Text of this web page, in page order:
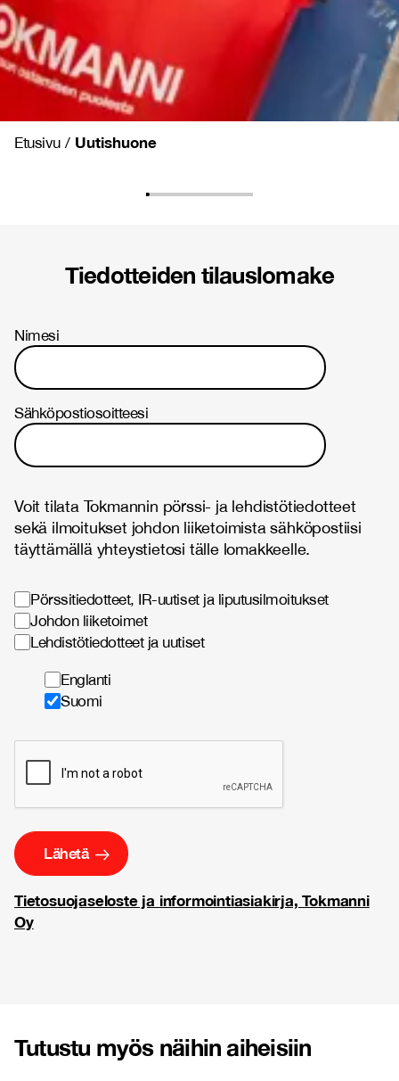
Etusivu/ Uutishuone
Tiedotteiden tilauslomake
Nimesi
Sähköpostiosoitteesi
Voit tilata Tokmannin pörssi- ja lehdistötiedotteet
sekä ilmoitukset johdon liiketoimista sähköpostiisi
täyttämällä yhteystietosi tälle lomakkeelle.
Pörssitiedotteet, IR-uutiset ja liputusilmoitukset
Johdon liiketoimet
Lehdistötiedotteet ja uutiset
Englanti
Suomi
Tietosuojaseloste ja informointiasiakirja, Tokmanni
Oy
Tutustu myös näihin aiheisiin